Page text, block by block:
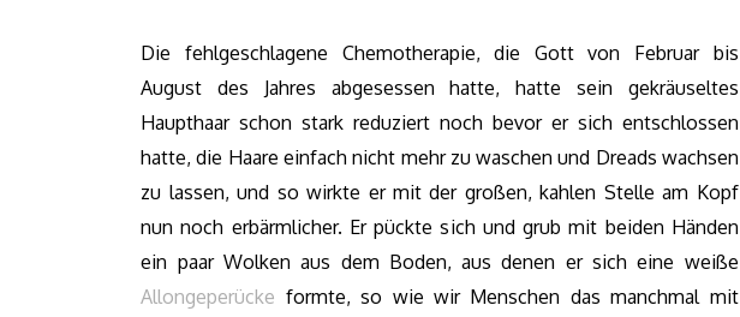
Die fehlgeschlagene Chemotherapie, die Gott von Februar bis
August des Jahres abgesessen hatte, hatte sein gekräuseltes
Haupthaar schon stark reduziert noch bevor er sich entschlossen
hatte, die Haare einfach nicht mehr zu waschen und Dreads wachsen
zu lassen, und so wirkte er mit der großen, kahlen Stelle am Kopf
nun noch erbärmlicher. Er pückte sich und grub mit beiden Händen
ein paar Wolken aus dem Boden, aus denen er sich eine weiße
Allongeperücke formte, so wie wir Menschen das manchmal mit